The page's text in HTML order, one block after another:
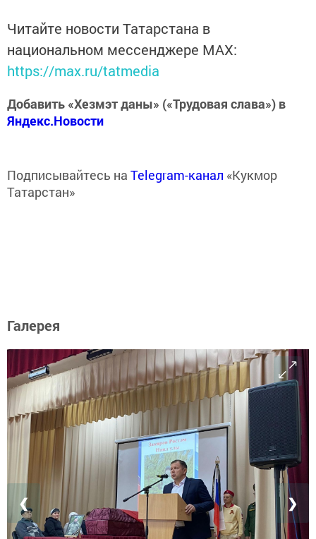
Читайте новости Татарстана в
национальном мессенджере MАХ:
https://max.ru/tatmedia
Добавить «Хезмэт даны» («Трудовая слава») в
Яндекс.Новости
Подписывайтесь на Telegram-канал «Кукмор
Татарстан»
Галерея
❮ ❯